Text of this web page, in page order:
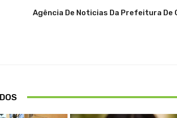
Agência De Noticias Da Prefeitura De